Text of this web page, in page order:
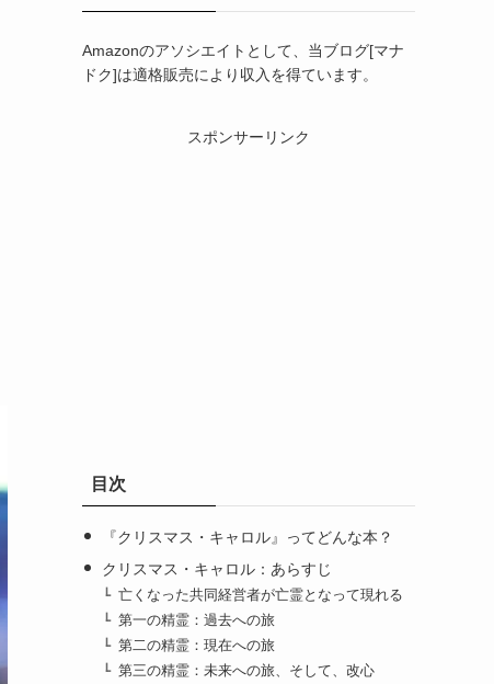
Amazonのアソシエイトとして、当ブログ[マナ
ドク]は適格販売により収入を得ています。
スポンサーリンク
目次
『クリスマス・キャロル』ってどんな本？
クリスマス・キャロル：あらすじ
亡くなった共同経営者が亡霊となって現れる
第一の精霊：過去への旅
第二の精霊：現在への旅
第三の精霊：未来への旅、そして、改心